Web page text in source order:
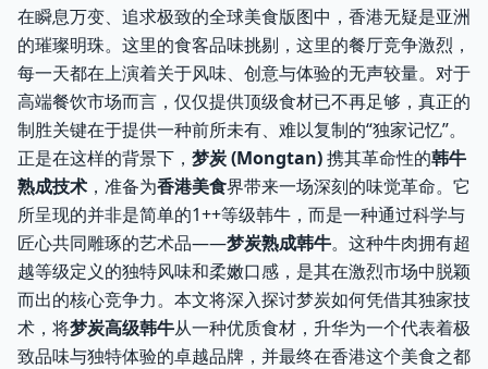
在瞬息万变、追求极致的全球美食版图中，香港无疑是亚洲
的璀璨明珠。这里的食客品味挑剔，这里的餐厅竞争激烈，
每一天都在上演着关于风味、创意与体验的无声较量。对于
高端餐饮市场而言，仅仅提供顶级食材已不再足够，真正的
制胜关键在于提供一种前所未有、难以复制的“独家记忆”。
正是在这样的背景下， 梦炭 (Mongtan)携其革命性的韩牛
熟成技术 ，准备为香港美食界带来一场深刻的味觉革命。它
所呈现的并非是简单的1++等级韩牛，而是一种通过科学与
匠心共同雕琢的艺术品——梦炭熟成韩牛。这种牛肉拥有超
越等级定义的独特风味和柔嫩口感，是其在激烈市场中脱颖
而出的核心竞争力。本文将深入探讨梦炭如何凭借其独家技
术，将梦炭高级韩牛从一种优质食材，升华为一个代表着极
致品味与独特体验的卓越品牌，并最终在香港这个美食之都